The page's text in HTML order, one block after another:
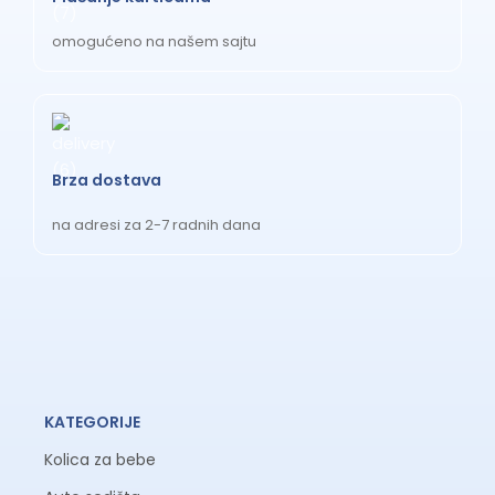
strane krevetića za potpunu zaštitu novorođenčeta
odabrati?
Ogradice za bebe
uklanjanje kada beba počne da se diže i stoji, jer mogu
poslužiti kao oslonac za penjanje.
omogućeno na našem sajtu
Brza dostava
na adresi za 2-7 radnih dana
KATEGORIJE
Kolica za bebe